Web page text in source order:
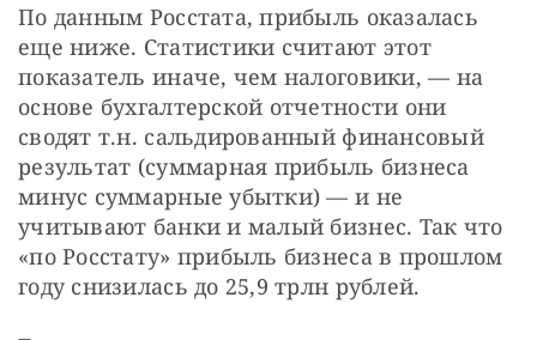
По данным Росстата, прибыль оказалась
еще ниже. Статистики считают этот
показатель иначе, чем налоговики, — на
основе бухгалтерской отчетности они
сводят т.н. сальдированный финансовый
результат (суммарная прибыль бизнеса
минус суммарные убытки) — и не
учитывают банки и малый бизнес. Так что
«по Росстату» прибыль бизнеса в прошлом
году снизилась до 25,9 трлн рублей.